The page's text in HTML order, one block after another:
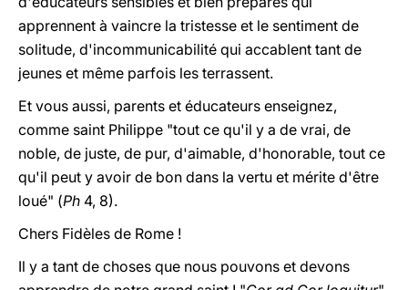
apprennent à vaincre la tristesse et le sentiment de
solitude, d'incommunicabilité qui accablent tant de
jeunes et même parfois les terrassent.
Et vous aussi, parents et éducateurs enseignez,
comme saint Philippe "tout ce qu'il y a de vrai, de
noble, de juste, de pur, d'aimable, d'honorable, tout ce
qu'il peut y avoir de bon dans la vertu et mérite d'être
loué" (Ph 4, 8).
Chers Fidèles de Rome !
Il y a tant de choses que nous pouvons et devons